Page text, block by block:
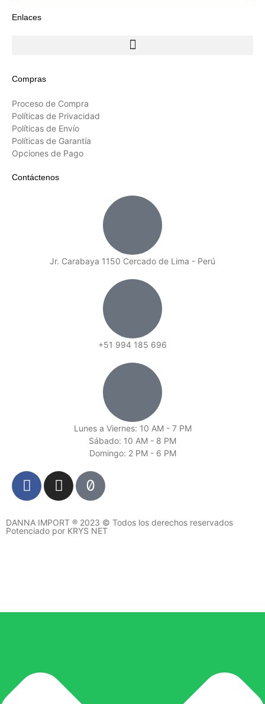
Enlaces
Compras
Proceso de Compra
Políticas de Privacidad
Políticas de Envío
Políticas de Garantía
Opciones de Pago
Contáctenos
Jr. Carabaya 1150 Cercado de Lima - Perú
+51 994 185 696
Lunes a Viernes: 10 AM - 7 PM
Sábado: 10 AM - 8 PM
Domingo: 2 PM - 6 PM
DANNA IMPORT ® 2023 © Todos los derechos reservados
Potenciado por KRYS NET